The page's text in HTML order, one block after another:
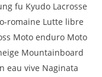
fu Kyudo Lacrosse
romaine Lutte libre
Moto enduro Moto
Mountainboard
eau vive Naginata